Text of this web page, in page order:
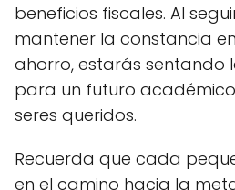
beneficios fiscales. Al
mantener la constancia
ahorro, estarás sentando
para un futuro
seres queridos.
Recuerda que cada
en el camino hacia la